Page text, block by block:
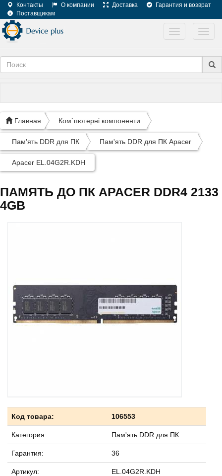
Контакты О компании Доставка
Гарантия и возврат
Поставщикам
Toggle
Главная Ком`пютерні компоненти
Пам'ять DDR для ПК Пам'ять DDR для ПК Apacer
Apacer EL.04G2R.KDH
ПАМЯТЬ ДО ПК APACER DDR4 2133
4GB
Код товара: 106553
Категория: Пам'ять DDR для ПК
Гарантия: 36
Артикул: EL.04G2R.KDH